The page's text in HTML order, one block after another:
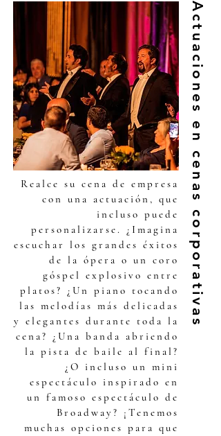
Realce su cena de empresa
con una actuación, que
incluso puede
personalizarse. ¿Imagina
escuchar los grandes éxitos
de la ópera o un coro
góspel explosivo entre
platos? ¿Un piano tocando
las melodías más delicadas
y elegantes durante toda la
cena? ¿Una banda abriendo
la pista de baile al final?
¿O incluso un mini
espectáculo inspirado en
un famoso espectáculo de
Broadway? ¡Tenemos
muchas opciones para que
Actuaciones en cenas corporativas